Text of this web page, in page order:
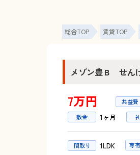
総合TOP 賃貸TOP
メゾン豊Ｂ せん
7万円
敷金 1ヶ月
間取り 1LDK 専